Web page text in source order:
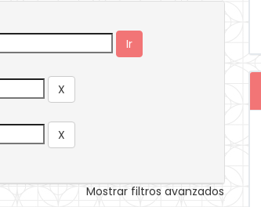
Mostrar filtros avanzados